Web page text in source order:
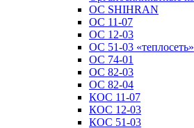
ОС SHIHRAN
ОС 11-07
ОС 12-03
ОС 51-03 «теплосеть»
ОС 74-01
ОС 82-03
ОС 82-04
КОС 11-07
КОС 12-03
КОС 51-03